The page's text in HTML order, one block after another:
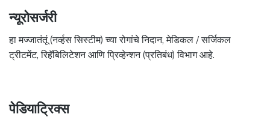
न्यूरोसर्जरी
हा मज्जातंतूं (नर्व्हस सिस्टीम) च्या रोगांचे निदान, मेडिकल / सर्जिकल
ट्रीटमेंट, रिहॅबिलिटेशन आणि प्रिव्हेन्शन (प्रतिबंध) विभाग आहे.
पेडियाट्रिक्स